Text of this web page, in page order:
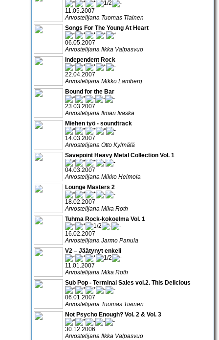
11.05.2007
Arvostelijana Tuomas Tiainen
Songs For The Young At Heart
06.05.2007
Arvostelijana Ilkka Valpasvuo
Independent Rock
22.04.2007
Arvostelijana Mikko Lamberg
Bound for the Bar
23.03.2007
Arvostelijana Ilmari Ivaska
Miehen työ - soundtrack
14.03.2007
Arvostelijana Otto Kylmälä
Savepoint Heavy Metal Collection Vol. 1
04.03.2007
Arvostelijana Mikko Heimola
Lounge Masters 2
18.02.2007
Arvostelijana Mika Roth
Tuhma Rock-kokoelma Vol. 1
16.02.2007
Arvostelijana Jarmo Panula
V2 – Jäätynyt enkeli
11.01.2007
Arvostelijana Mika Roth
Sub Pop - Terminal Sales vol.2. This Delicious
06.01.2007
Arvostelijana Tuomas Tiainen
Not Psycho Enough? Vol. 2 & Vol. 3
30.12.2006
Arvostelijana Ilkka Valpasvuo